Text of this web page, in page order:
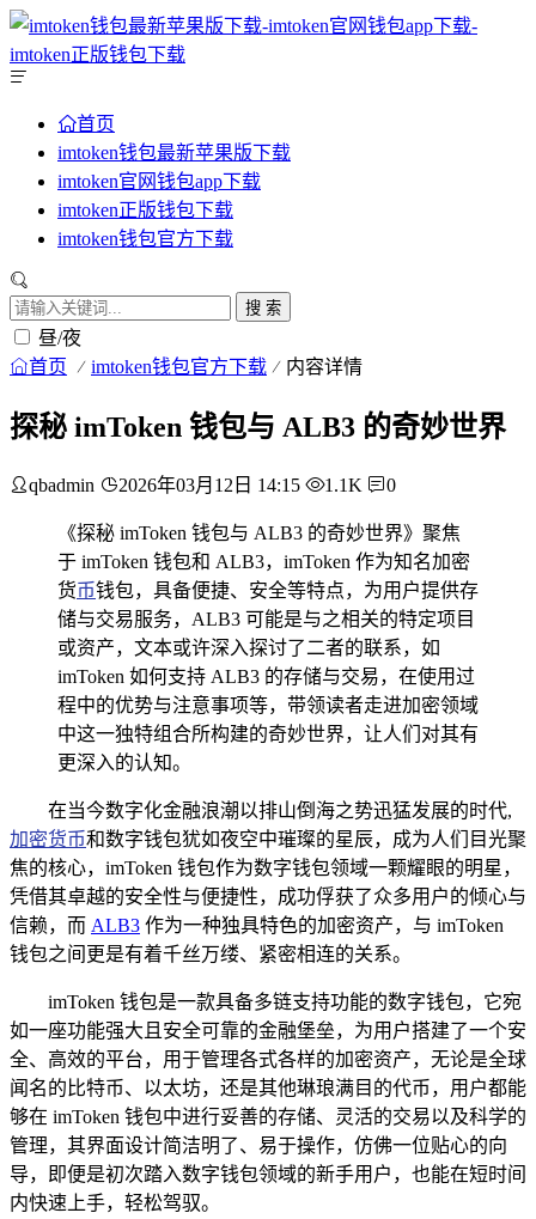
首页
imtoken钱包最新苹果版下载
imtoken官网钱包app下载
imtoken正版钱包下载
imtoken钱包官方下载
搜 索
昼/夜
首页 imtoken钱包官方下载 内容详情
探秘 imToken 钱包与 ALB3 的奇妙世界
qbadmin 2026年03月12日 14:15 1.1K 0
《探秘 imToken 钱包与 ALB3 的奇妙世界》聚焦
于 imToken 钱包和 ALB3，imToken 作为知名加密
货币钱包，具备便捷、安全等特点，为用户提供存
储与交易服务，ALB3 可能是与之相关的特定项目
或资产，文本或许深入探讨了二者的联系，如
imToken 如何支持 ALB3 的存储与交易，在使用过
程中的优势与注意事项等，带领读者走进加密领域
中这一独特组合所构建的奇妙世界，让人们对其有
更深入的认知。
在当今数字化金融浪潮以排山倒海之势迅猛发展的时代,
加密货币和数字钱包犹如夜空中璀璨的星辰，成为人们目光聚
焦的核心，imToken 钱包作为数字钱包领域一颗耀眼的明星，
凭借其卓越的安全性与便捷性，成功俘获了众多用户的倾心与
信赖，而 ALB3 作为一种独具特色的加密资产，与 imToken
钱包之间更是有着千丝万缕、紧密相连的关系。
imToken 钱包是一款具备多链支持功能的数字钱包，它宛
如一座功能强大且安全可靠的金融堡垒，为用户搭建了一个安
全、高效的平台，用于管理各式各样的加密资产，无论是全球
闻名的比特币、以太坊，还是其他琳琅满目的代币，用户都能
够在 imToken 钱包中进行妥善的存储、灵活的交易以及科学的
管理，其界面设计简洁明了、易于操作，仿佛一位贴心的向
导，即便是初次踏入数字钱包领域的新手用户，也能在短时间
内快速上手，轻松驾驭。